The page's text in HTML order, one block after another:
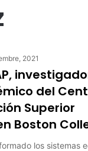
2021
del
Superior
Boston
los sistemas